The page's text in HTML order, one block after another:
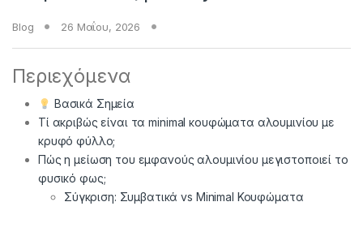
Blog 26 Μαΐου, 2026
Περιεχόμενα
Βασικά Σημεία
Τί ακριβώς είναι τα minimal κουφώματα αλουμινίου με
κρυφό φύλλο;
Πώς η μείωση του εμφανούς αλουμινίου μεγιστοποιεί το
φυσικό φως;
Σύγκριση: Συμβατικά vs Minimal Κουφώματα